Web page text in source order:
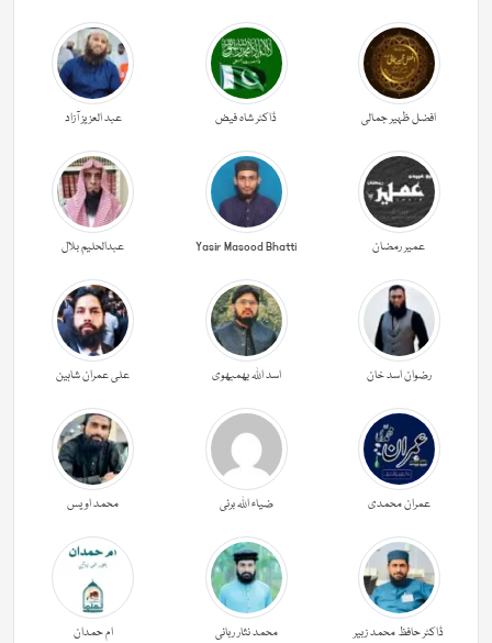
افضل ظہیر جمالی ڈاکٹر شاہ فیض عبد العزیز آزاد
عمیر رمضان Yasir Masood Bhatti عبدالحليم بلال
رضوان اسد خان اسد اللہ بھمبھوی علی عمران شاہین
عمران محمدی ضیاء اللہ برنی محمد اویس
ڈاکٹر حافظ محمد زبیر محمد نثار ربانی ام حمدان